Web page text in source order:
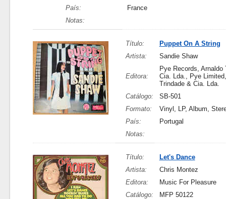
País:
France
Notas:
Título:
Puppet On A String
Artista:
Sandie Shaw
Editora:
Pye Records, Arnaldo
Cia. Lda., Pye
Trindade & Cia. Lda.
Catálogo:
SB-501
Formato:
Vinyl, LP, Album,
País:
Portugal
Notas:
Título:
Let's Dance
Artista:
Chris Montez
Editora:
Music For Pleasure
Catálogo:
MFP 50122